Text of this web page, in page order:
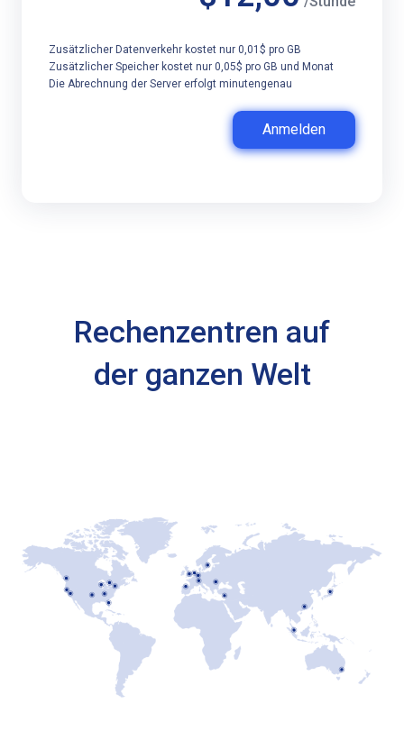
Zusätzlicher Datenverkehr kostet nur 0,01$ pro GB
Zusätzlicher Speicher kostet nur 0,05$ pro GB und Monat
Die Abrechnung der Server erfolgt minutengenau
Anmelden
Rechenzentren auf
der ganzen Welt